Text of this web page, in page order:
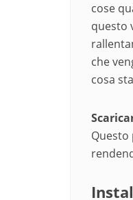
cose
questo
che
cosa